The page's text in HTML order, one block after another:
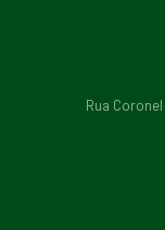
Rua